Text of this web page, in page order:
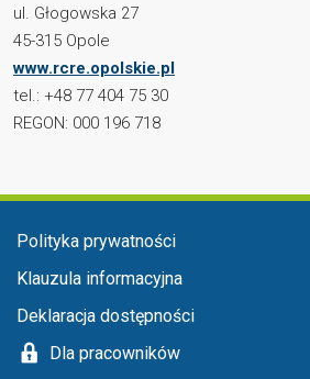
ul. Głogowska 27
45-315 Opole
www.rcre.opolskie.pl
tel.: +48 77 404 75 30
REGON: 000 196 718
Menu stopka
Polityka prywatności
Klauzula informacyjna
Deklaracja dostępności
Dla pracowników